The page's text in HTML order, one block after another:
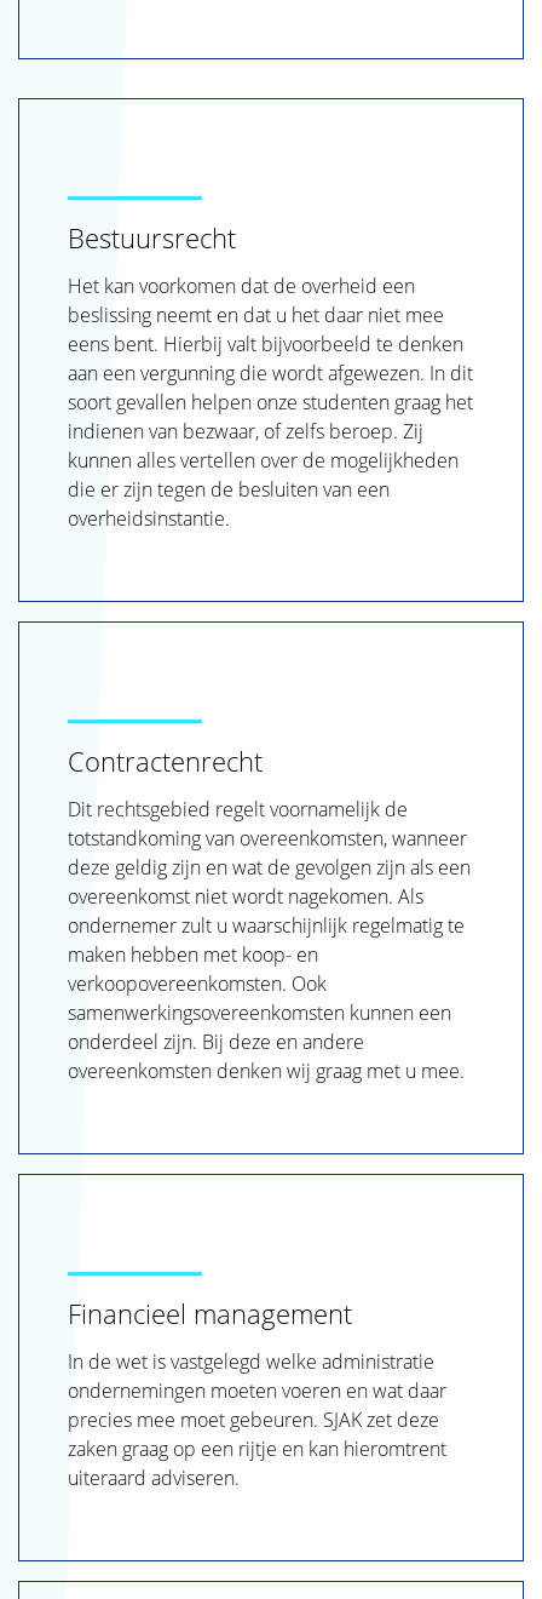
Bestuursrecht
Het kan voorkomen dat de overheid een
beslissing neemt en dat u het daar niet mee
eens bent. Hierbij valt bijvoorbeeld te denken
aan een vergunning die wordt afgewezen. In dit
soort gevallen helpen onze studenten graag het
indienen van bezwaar, of zelfs beroep. Zij
kunnen alles vertellen over de mogelijkheden
die er zijn tegen de besluiten van een
overheidsinstantie.
Contractenrecht
Dit rechtsgebied regelt voornamelijk de
totstandkoming van overeenkomsten, wanneer
deze geldig zijn en wat de gevolgen zijn als een
overeenkomst niet wordt nagekomen. Als
ondernemer zult u waarschijnlijk regelmatig te
maken hebben met koop- en
verkoopovereenkomsten. Ook
samenwerkingsovereenkomsten kunnen een
onderdeel zijn. Bij deze en andere
overeenkomsten denken wij graag met u mee.
Financieel management
In de wet is vastgelegd welke administratie
ondernemingen moeten voeren en wat daar
precies mee moet gebeuren. SJAK zet deze
zaken graag op een rijtje en kan hieromtrent
uiteraard adviseren.